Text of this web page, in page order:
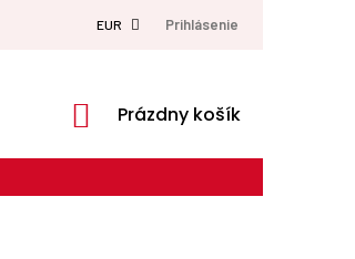
EUR Prihlásenie
NÁKUPNÝ
Prázdny košík